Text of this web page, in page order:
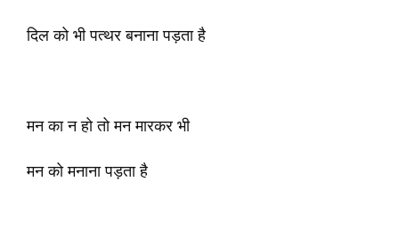
दिल को भी पत्थर बनाना पड़ता है
मन का न हो तो मन मारकर भी
मन को मनाना पड़ता है